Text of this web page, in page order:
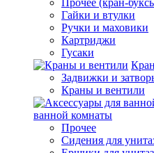
Прочее (кран-
Гайки и втулки
Ручки и маховики
Картриджи
Гусаки
Задвижки и
Краны и вентили
ванной комнаты
Прочее
Сидения для